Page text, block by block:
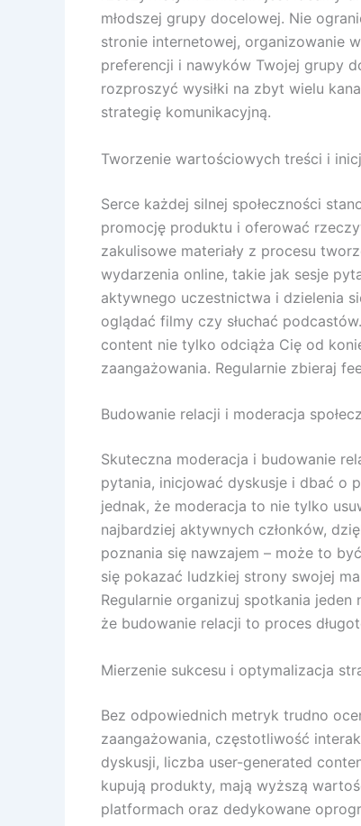
młodszej grupy docelowej. Nie
stronie internetowej, organizowanie
preferencji i nawyków Twojej grupy
rozproszyć wysiłki na zbyt wielu
strategię komunikacyjną.
Tworzenie wartościowych treści i
Serce każdej silnej społeczności
promocję produktu i oferować
zakulisowe materiały z procesu
wydarzenia online, takie jak sesje
aktywnego uczestnictwa i dzielenia
oglądać filmy czy słuchać
content nie tylko odciąża Cię od
zaangażowania. Regularnie zbieraj
Budowanie relacji i moderacja
Skuteczna moderacja i budowanie
pytania, inicjować dyskusje i dbać o
jednak, że moderacja to nie tylko
najbardziej aktywnych członków,
poznania się nawzajem – może to
się pokazać ludzkiej strony swojej
Regularnie organizuj spotkania
że budowanie relacji to proces
Mierzenie sukcesu i optymalizacja
Bez odpowiednich metryk trudno
zaangażowania, częstotliwość
dyskusji, liczba user-generated
kupują produkty, mają wyższą
platformach oraz dedykowane